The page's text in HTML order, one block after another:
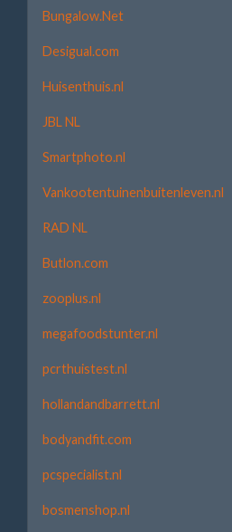
Bungalow.Net
Desigual.com
Huisenthuis.nl
JBL NL
Smartphoto.nl
Vankootentuinenbuitenleven.nl
RAD NL
Butlon.com
zooplus.nl
megafoodstunter.nl
pcrthuistest.nl
hollandandbarrett.nl
bodyandfit.com
pcspecialist.nl
bosmenshop.nl